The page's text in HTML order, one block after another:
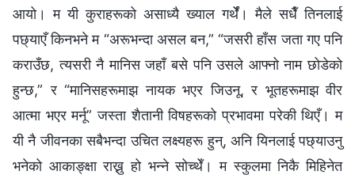
आयो। म यी कुराहरूको असाध्यै ख्याल गर्थेँ। मैले सधैँ तिनलाई
पछ्याएँ किनभने म “अरूभन्दा असल बन,” “जसरी हाँस जता गए पनि
कराउँछ, त्यसरी नै मानिस जहाँ बसे पनि उसले आफ्नो नाम छोडेको
हुन्छ,” र “मानिसहरूमाझ नायक भएर जिउनू, र भूतहरूमाझ वीर
आत्मा भएर मर्नू” जस्ता शैतानी विषहरूको प्रभावमा परेकी थिएँ। म
यी नै जीवनका सबैभन्दा उचित लक्ष्यहरू हुन्, अनि यिनलाई पछ्याउनु
भनेको आकाङ्क्षा राख्नु हो भन्ने सोच्थेँ। म स्कुलमा निकै मिहिनेत